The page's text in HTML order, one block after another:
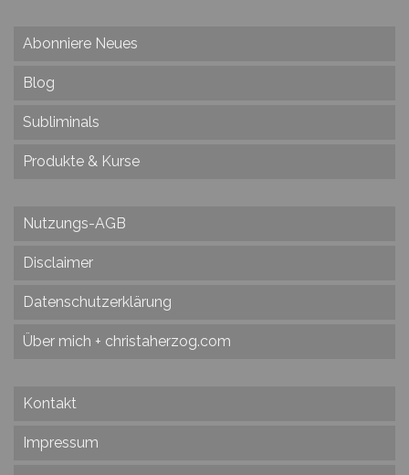
Abonniere Neues
Blog
Subliminals
Produkte & Kurse
Nutzungs-AGB
Disclaimer
Datenschutzerklärung
Über mich + christaherzog.com
Kontakt
Impressum